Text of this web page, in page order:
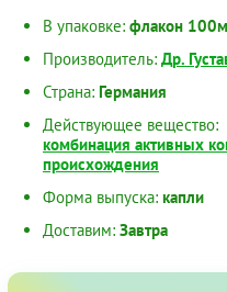
В упаковке: флакон
Производитель: Др.
Страна: Германия
Действующее вещество:
комбинация активных
происхождения
Форма выпуска: капли
Доставим: Завтра